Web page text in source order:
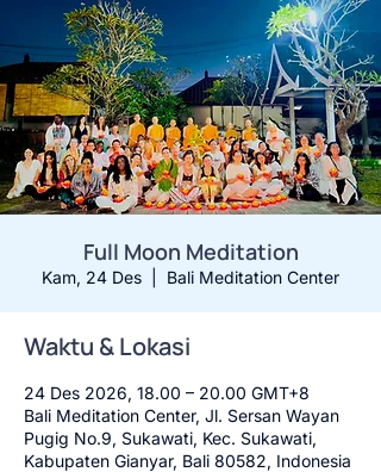
Full Moon Meditation
Kam, 24 Des Bali Meditation Center
Waktu & Lokasi
24 Des 2026, 18.00 – 20.00 GMT+8
Bali Meditation Center, Jl. Sersan Wayan
Pugig No.9, Sukawati, Kec. Sukawati,
Kabupaten Gianyar, Bali 80582, Indonesia